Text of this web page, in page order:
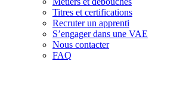
Titres et certifications
Recruter un apprenti
S’engager dans une VAE
Nous contacter
FAQ